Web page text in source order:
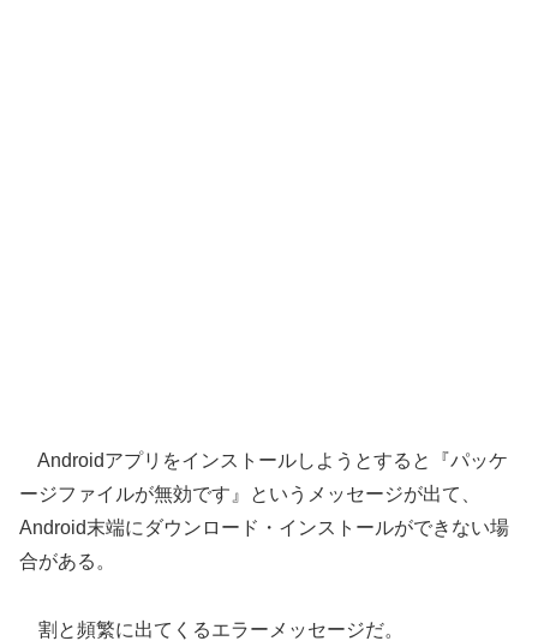
Androidアプリをインストールしようとすると『パッケ
ージファイルが無効です』というメッセージが出て、
Android末端にダウンロード・インストールができない場
合がある。
割と頻繁に出てくるエラーメッセージだ。